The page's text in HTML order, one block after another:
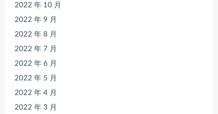
2022 年 10 月
2022 年 9 月
2022 年 8 月
2022 年 7 月
2022 年 6 月
2022 年 5 月
2022 年 4 月
2022 年 3 月